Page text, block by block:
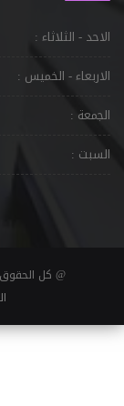
الاحد - الثلاثاء :
الاربعاء - الخميس :
الجمعة :
السبت :
@ كل الحقوق